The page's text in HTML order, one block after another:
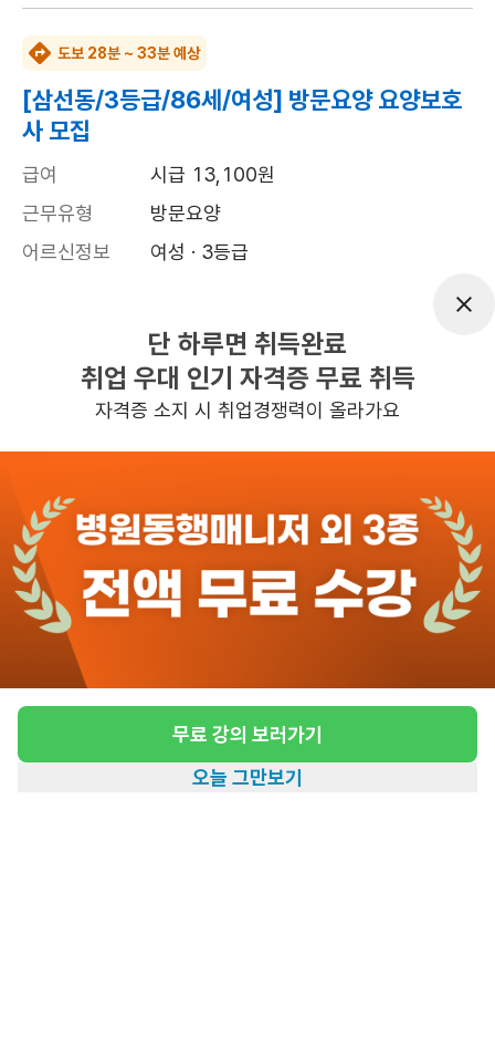
도보 28분 ~ 33분 예상
[삼선동/3등급/86세/여성] 방문요양 요양보호
사 모집
급여
시급 13,100원
근무유형
방문요양
어르신정보
여성 · 3등급
10:00~13:00
높은급여 초보가능
관심 일자리정보 더보기
11일전
도보 29분 ~ 34분 예상
(필동/2등급/10:30~14:30) 재가요양보호사
급여
시급 10,320원
방문요양
남성 · 2등급
단 하루면 취득완료
취업 우대 인기 자격증 무료 취득
자격증 소지 시 취업경쟁력이 올라가요
무료 강의 보러가기
오늘 그만보기